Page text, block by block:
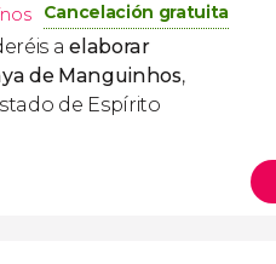
Cancelación gratuita
aelaborar
de Manguinhos,
de Espírito